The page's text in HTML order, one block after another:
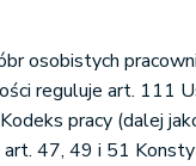
osobistych
reguluje art. 111
pracy (dalej
47, 49 i 51